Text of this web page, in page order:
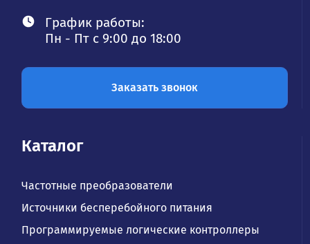
График работы:
Пн - Пт с 9:00 до 18:00
Заказать звонок
Каталог
Частотные преобразователи
Источники бесперебойного питания
Программируемые логические контроллеры